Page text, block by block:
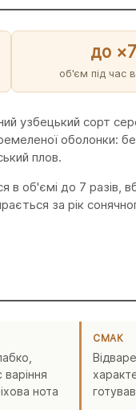
до ×7
об'єм під час
узбецький сорт
оболонки:
плов.
в об'ємі до 7
за рік
нота
СМАК